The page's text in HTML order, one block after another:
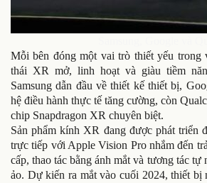
Mỗi bên đóng một vai trò thiết yếu trong
thái XR mở, linh hoạt và giàu tiềm
Samsung dẫn đầu về thiết kế thiết bị,
hệ điều hành thực tế tăng cường, còn
chip Snapdragon XR chuyên biệt.
Sản phẩm kính XR đang được phát triển
trực tiếp với Apple Vision Pro nhắm đến
cấp, thao tác bằng ánh mắt và tương tác
ảo. Dự kiến ra mắt vào cuối 2024, thiết bị